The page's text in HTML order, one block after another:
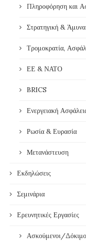
Πληροφόρηση και
Στρατηγική & Άμυνα
Τρομοκρατία,
ΕΕ & ΝΑΤΟ
BRICS
Ενεργειακή
Ρωσία & Ευρασία
Μετανάστευση
Εκδηλώσεις
Σεμινάρια
Ερευνητικές Εργασίες
Ασκούμενοι/